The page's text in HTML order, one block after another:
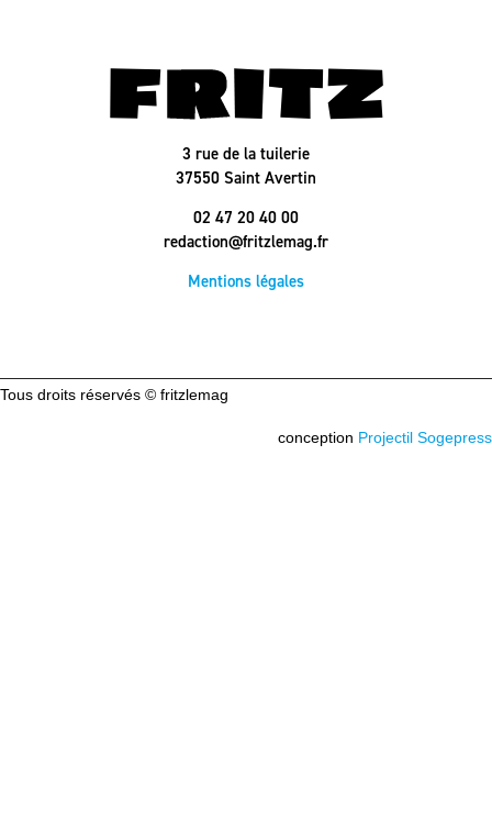
3 rue de la tuilerie
37550 Saint Avertin
02 47 20 40 00
redaction@fritzlemag.fr
Mentions légales
Tous droits réservés © fritzlemag
conception Projectil Sogepress